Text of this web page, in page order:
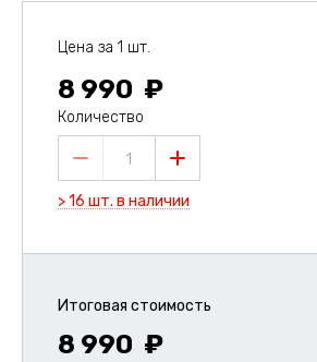
Цена за 1 шт.
8 990
Количество
1
> 16 шт. в наличии
Итоговая стоимость
8 990